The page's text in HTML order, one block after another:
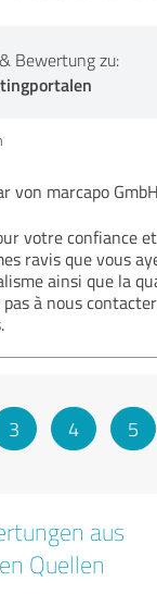
Bewertung zu:
von marcapo
votre confiance
ravis que vous
ainsi que la
à nous
3 4 5
aus
Quellen